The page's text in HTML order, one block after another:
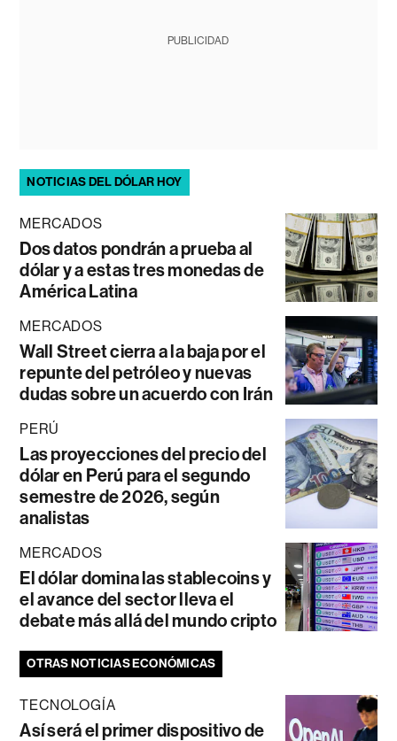
PUBLICIDAD
NOTICIAS DEL DÓLAR HOY
MERCADOS
Dos datos pondrán a prueba al
dólar y a estas tres monedas de
América Latina
MERCADOS
Wall Street cierra a la baja por el
repunte del petróleo y nuevas
dudas sobre un acuerdo con Irán
PERÚ
Las proyecciones del precio del
dólar en Perú para el segundo
semestre de 2026, según
analistas
MERCADOS
El dólar domina las stablecoins y
el avance del sector lleva el
debate más allá del mundo cripto
OTRAS NOTICIAS ECONÓMICAS
TECNOLOGÍA
Así será el primer dispositivo de